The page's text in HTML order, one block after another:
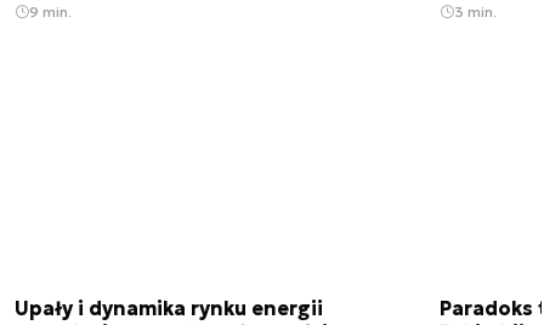
9 min. 3 min.
Upały i dynamika rynku energii
Paradoks